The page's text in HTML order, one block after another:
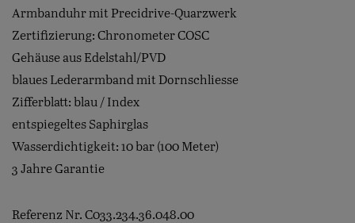
Armbanduhr mit Precidrive-Quarzwerk
Zertifizierung: Chronometer COSC
Gehäuse aus Edelstahl/PVD
blaues Lederarmband mit Dornschliesse
Zifferblatt: blau / Index
entspiegeltes Saphirglas
Wasserdichtigkeit: 10 bar (100 Meter)
3 Jahre Garantie
Referenz Nr. C033.234.36.048.00